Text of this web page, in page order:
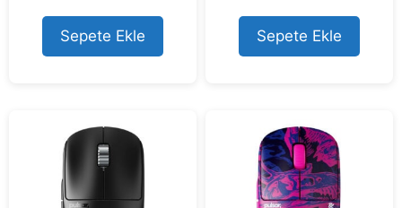
Sepete Ekle Sepete Ekle